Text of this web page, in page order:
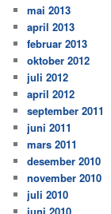
mai 2013
april 2013
februar 2013
oktober 2012
juli 2012
april 2012
september 2011
juni 2011
mars 2011
desember 2010
november 2010
juli 2010